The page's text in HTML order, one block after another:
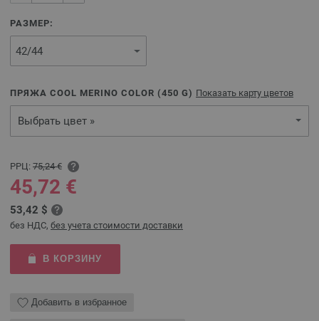
РАЗМЕР:
ПРЯЖА COOL MERINO COLOR (450 G) Показать карту цветов
Выбрать цвет »
РРЦ: 75,24 €
45,72 €
53,42 $
без НДС, без учета стоимости доставки
В КОРЗИНУ
Добавить в избранное